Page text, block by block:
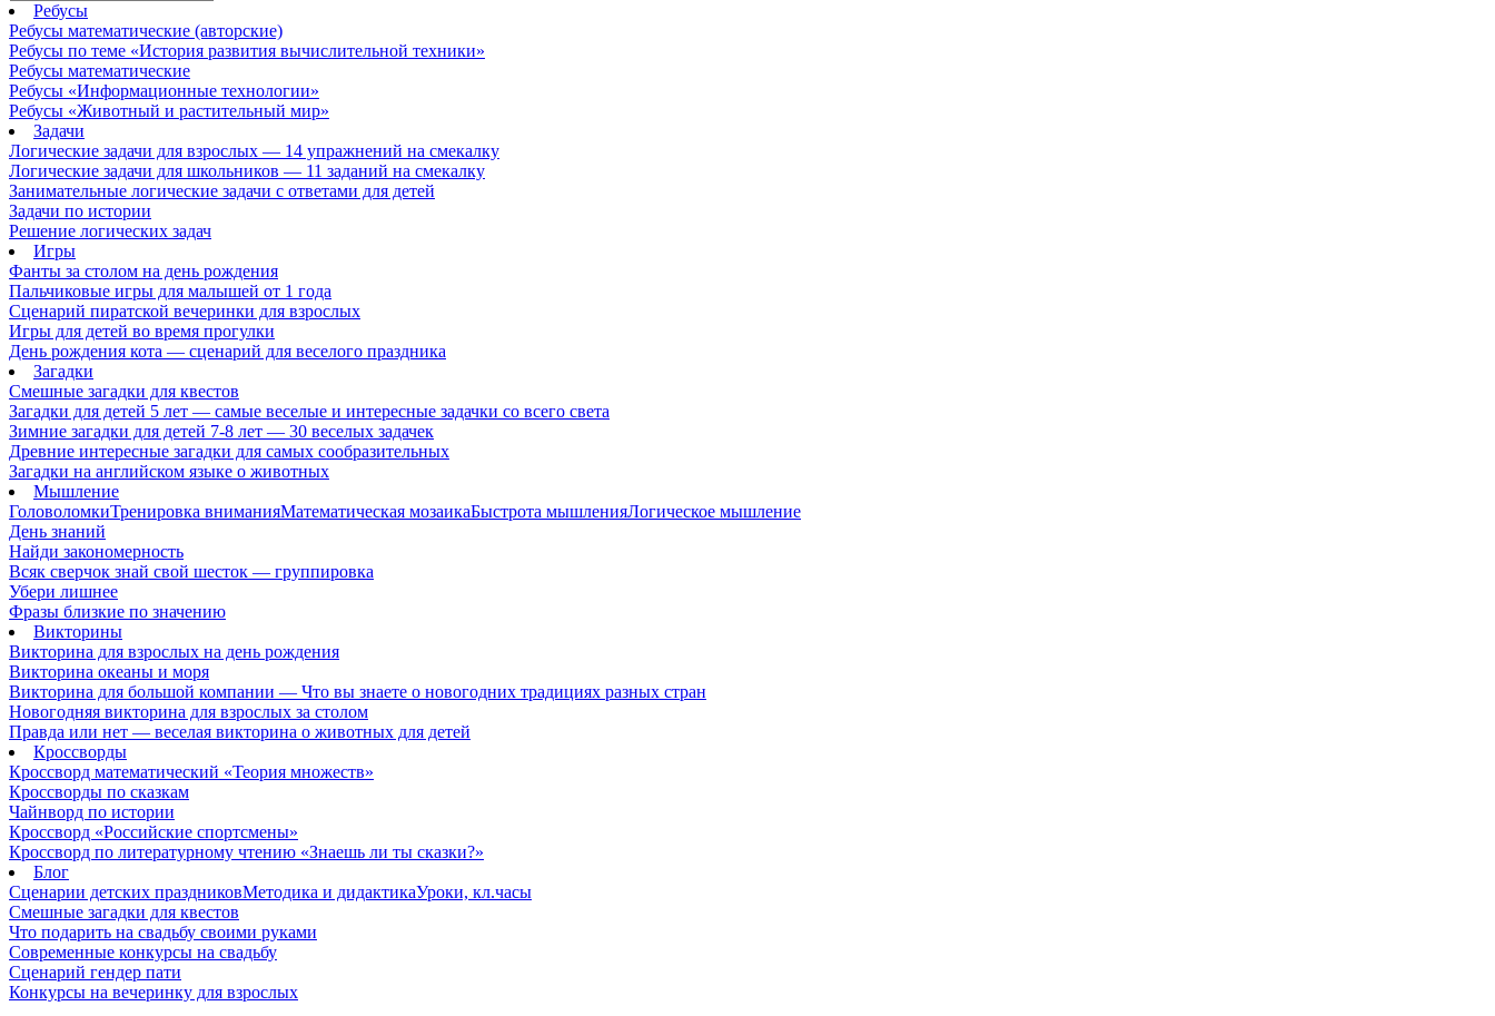
Ребусы
Ребусы математические (авторские)
Ребусы по теме «История развития вычислительной техники»
Ребусы математические
Ребусы «Информационные технологии»
Ребусы «Животный и растительный мир»
Задачи
Логические задачи для взрослых — 14 упражнений на смекалку
Логические задачи для школьников — 11 заданий на смекалку
Занимательные логические задачи с ответами для детей
Задачи по истории
Решение логических задач
Игры
Фанты за столом на день рождения
Пальчиковые игры для малышей от 1 года
Сценарий пиратской вечеринки для взрослых
Игры для детей во время прогулки
День рождения кота — сценарий для веселого праздника
Загадки
Смешные загадки для квестов
Загадки для детей 5 лет — самые веселые и интересные задачки со всего света
Зимние загадки для детей 7-8 лет — 30 веселых задачек
Древние интересные загадки для самых сообразительных
Загадки на английском языке о животных
Мышление
ГоловоломкиТренировка вниманияМатематическая мозаикаБыстрота мышленияЛогическое мышление
День знаний
Найди закономерность
Всяк сверчок знай свой шесток — группировка
Убери лишнее
Фразы близкие по значению
Викторины
Викторина для взрослых на день рождения
Викторина океаны и моря
Викторина для большой компании — Что вы знаете о новогодних традициях разных стран
Новогодняя викторина для взрослых за столом
Правда или нет — веселая викторина о животных для детей
Кроссворды
Кроссворд математический «Теория множеств»
Кроссворды по сказкам
Чайнворд по истории
Кроссворд «Российские спортсмены»
Кроссворд по литературному чтению «Знаешь ли ты сказки?»
Блог
Сценарии детских праздниковМетодика и дидактикаУроки, кл.часы
Смешные загадки для квестов
Что подарить на свадьбу своими руками
Современные конкурсы на свадьбу
Сценарий гендер пати
Конкурсы на вечеринку для взрослых